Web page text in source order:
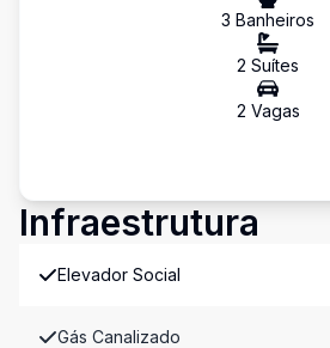
3 Banheiros
2 Suítes
2 Vagas
Infraestrutura
Elevador Social
Gás Canalizado